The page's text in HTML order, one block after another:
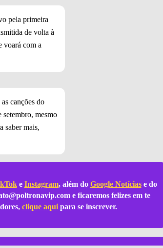
pela primeira
de volta à
voará com a
canções do
mesmo
saber mais,
e Instagram, além do Google Notíciase do
e ficaremos felizes em te
clique aquipara se inscrever.